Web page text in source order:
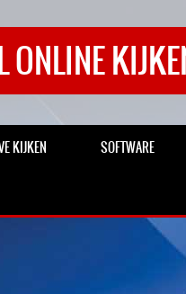
KIJKEN SOFTWARE